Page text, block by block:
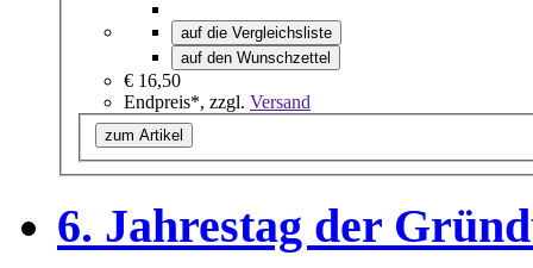
auf die Vergleichsliste
auf den Wunschzettel
€ 16,50
Endpreis*, zzgl. Versand
zum Artikel
6. Jahrestag der